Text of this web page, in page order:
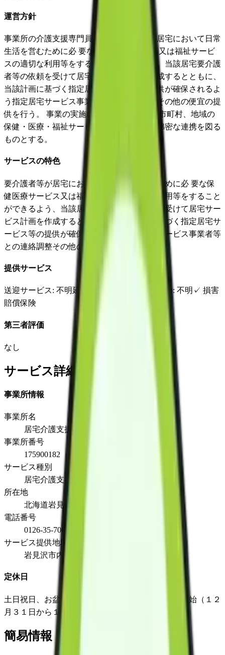
運営方針
事業所の介護支援専門員は、要介護者等が居宅において日常
生活を営むために必 要な保健医療サービス又は福祉サービ
スの適切な利用等をすることができるよう、当該居宅要介護
者等の依頼を受けて居宅サービス計画を作成するとともに、
当該計画に基づく指定居宅サービス等の提供が確保されるよ
う指定居宅サービス事業者等との連絡調整その他の便宜の提
供を行う。 事業の実施に当たっては、関係市町村、地域の
保健・医療・福祉サービスの提供主体との綿密な連携を図る
ものとする。
サービスの特色
要介護者等が居宅において日常生活を営むために必 要な保
健医療サービス又は福祉サービスの適切な利用等をすること
ができるよう、当該居宅要介護者等の依頼を受けて居宅サー
ビス計画を作成するとともに、当該計画に基づく指定居宅サ
ービス等の提供が確保されるよう指定居宅サービス事業者等
との連絡調整その他の便宜の提供を行う。
提供サービス
送迎サービス: 不明延長サービス 自宅援助: 不明 ✓ 損害
賠償保険
第三者評価
なし
サービス詳細
事業所情報
事業所名
居宅介護支援ささえるさん
事業所番号
175900182
サービス種別
居宅介護支援
所在地
北海道岩見沢市志文本町４条２丁目１番２号
電話番号
0126-35-7065
サービス提供地域
岩見沢市内
定休日
土日祝日、お盆（８月１３日から１５日）、年末年始（１２
月３１日から１月３日）
簡易情報